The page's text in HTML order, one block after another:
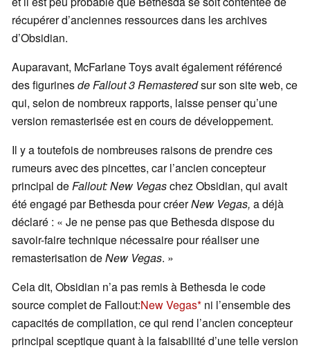
récupérer d’anciennes ressources dans les archives
d’Obsidian.
Auparavant, McFarlane Toys avait également référencé
des figurinesde Fallout 3 Remasteredsur son site web, ce
qui, selon de nombreux rapports, laisse penser qu’une
version remasterisée est en cours de développement.
Il y a toutefois de nombreuses raisons de prendre ces
rumeurs avec des pincettes, car l’ancien concepteur
principal deFallout: New Vegaschez Obsidian, qui avait
été engagé par Bethesda pour créerNew Vegas, a déjà
déclaré : « Je ne pense pas que Bethesda dispose du
savoir-faire technique nécessaire pour réaliser une
remasterisation deNew Vegas. »
Cela dit, Obsidian n’a pas remis à Bethesda le code
source complet de Fallout:New Vegas ni l’ensemble des
capacités de compilation, ce qui rend l’ancien concepteur
principal sceptique quant à la faisabilité d’une telle version